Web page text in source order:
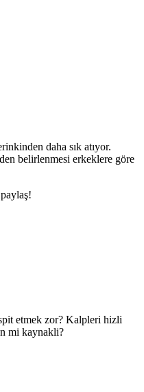
daha sık atıyor.
belirlenmesi erkeklere göre
etmek zor? Kalpleri hizli
mi kaynakli?